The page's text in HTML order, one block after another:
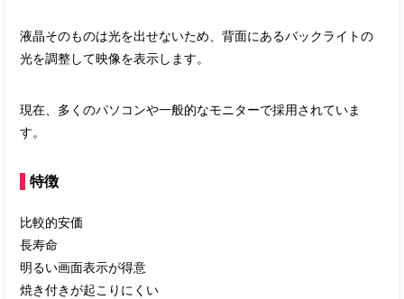
液晶そのものは光を出せないため、背面にあるバックライトの
光を調整して映像を表示します。
現在、多くのパソコンや一般的なモニターで採用されていま
す。
特徴
比較的安価
長寿命
明るい画面表示が得意
焼き付きが起こりにくい